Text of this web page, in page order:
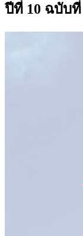
ปีที่ 10 ฉบับที่